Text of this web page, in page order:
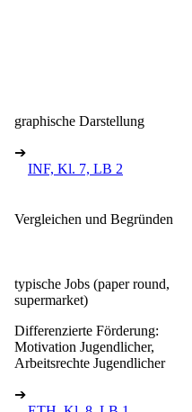
graphische Darstellung
➔
INF, Kl. 7, LB 2
Vergleichen und Begründen
typische Jobs (paper round,
supermarket)
Differenzierte Förderung:
Motivation Jugendlicher,
Arbeitsrechte Jugendlicher
➔